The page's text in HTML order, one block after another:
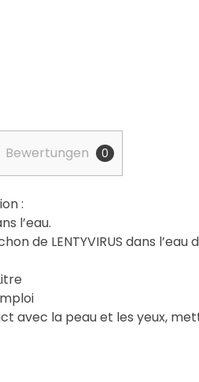
Bewertungen 0
:
l’eau.
de LENTYVIRUS dans
avec la peau et les yeux,